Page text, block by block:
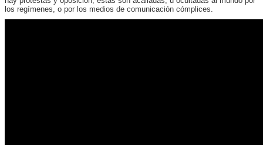
los regímenes, o por los medios de comunicación cómplices.